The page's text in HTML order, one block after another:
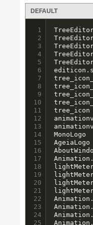
DEFAULT
1
2
3
4
5
6
7
8
9
10
11
12
13
14
15
16
17
18
19
20
21
22
23
24
25
tree_icon
MonoLogo
AgeiaLogo